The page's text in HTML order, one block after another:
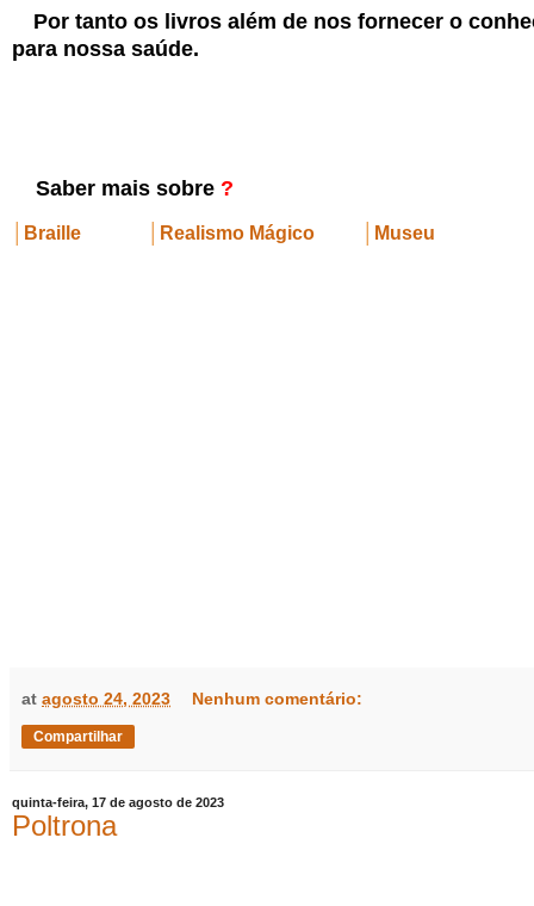
Por tanto os livros além de nos fornecer o
para nossa saúde.
Saber mais sobre ?
Braille Realismo Mágico Museu
at agosto 24, 2023 Nenhum comentário:
Compartilhar
quinta-feira, 17 de agosto de 2023
Poltrona